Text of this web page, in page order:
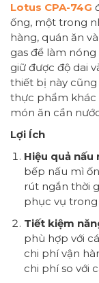
Lotus CPA-74G
ống, một trong
hàng, quán ăn
gas để làm
giữ được độ dai
thiết bị này
thực phẩm khác
món ăn cần
Lợi Ích
Hiệu quả nấu
bếp nấu mì
rút ngắn thời
phục vụ trong
Tiết kiệm
phù hợp với
chi phí vận
chi phí so với